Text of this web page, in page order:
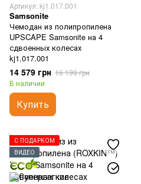
Артикул: kj1.017.001
Samsonite
Чемодан из полипропилена
UPSCAPE Samsonite на 4
сдвоенных колесах
kj1.017.001
14 579 грн 16 199 грн
В наличии
Купить
С ПОДАРКОМ
ВИДЕО